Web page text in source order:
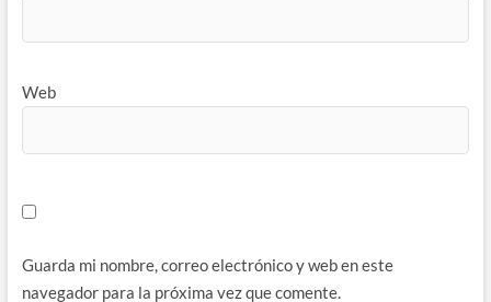
Web
Guarda mi nombre, correo electrónico y web en este
navegador para la próxima vez que comente.